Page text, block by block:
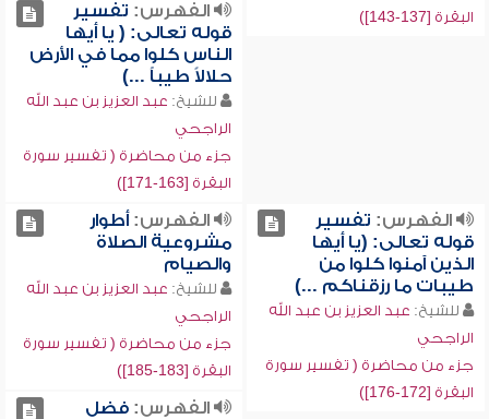
البقرة [137-143])
الفهرس: تفسير
قوله تعالى: ( يا أيها
الناس كلوا مما في الأرض
حلالاً طيباً ...)
للشيخ: عبد العزيز بن عبد الله
الراجحي
جزء من محاضرة ( تفسير سورة
البقرة [163-171])
الفهرس: تفسير
قوله تعالى: (يا أيها
الذين آمنوا كلوا من
طيبات ما رزقناكم ...)
للشيخ: عبد العزيز بن عبد الله
الراجحي
جزء من محاضرة ( تفسير سورة
البقرة [172-176])
الفهرس:أطوار
مشروعية الصلاة
والصيام
للشيخ: عبد العزيز بن عبد الله
الراجحي
جزء من محاضرة ( تفسير سورة
البقرة [183-185])
الفهرس:فضل